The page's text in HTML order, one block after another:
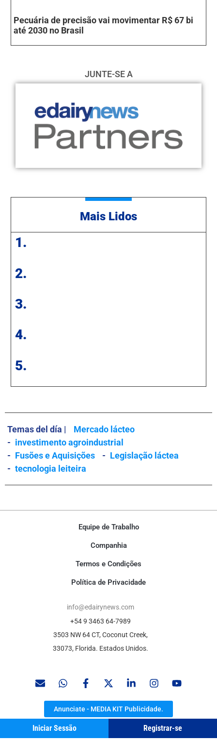
Pecuária de precisão vai movimentar R$ 67 bi
até 2030 no Brasil
JUNTE-SE A
Mais Lidos
1.
2.
3.
4.
5.
Temas del día |
Mercado lácteo
- investimento agroindustrial
- Fusões e Aquisições - Legislação láctea
- tecnologia leiteira
Iniciar Sessão Registrar-se
Equipe de Trabalho
Companhia
Termos e Condições
Política de Privacidade
info@edairynews.com
+54 9 3463 64-7989
3503 NW 64 CT, Coconut Creek,
33073, Florida. Estados Unidos.
Anunciate - MEDIA KIT Publicidade.